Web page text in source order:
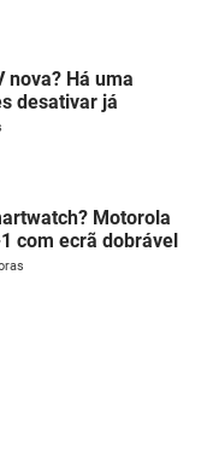
nova? Há uma
desativar já
Motorola
com ecrã dobrável